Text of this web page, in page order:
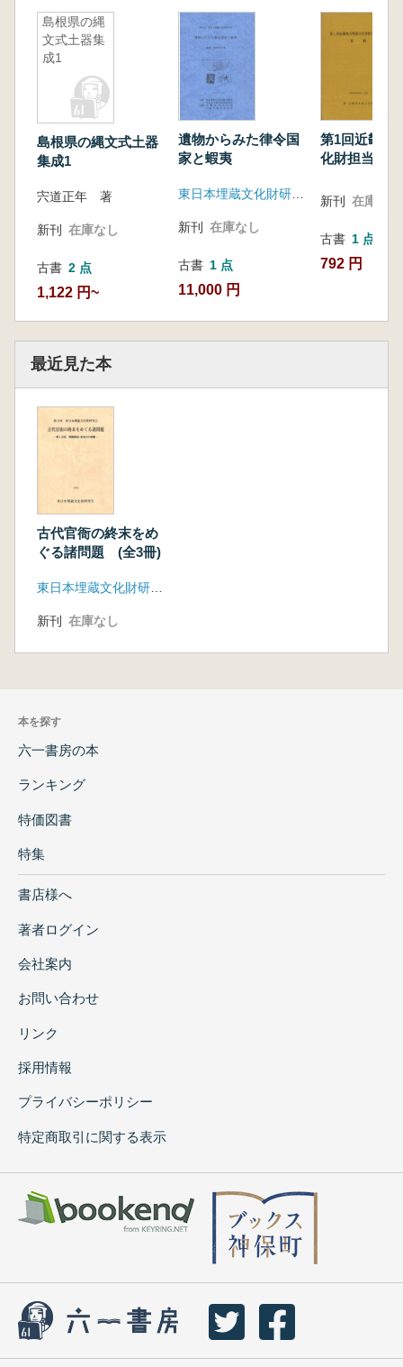
島根県の縄
文式土器集
成1
島根県の縄文式土器
集成1
宍道正年 著
新刊 在庫なし
古書 2 点
1,122 円~
遺物からみた律令国
家と蝦夷
新刊 在庫なし
古書 1 点
11,000 円
第1回近畿地
化財担当者
新刊 在庫なし
古書 1 点
792 円
最近見た本
古代官衙の終末をめ
ぐる諸問題 (全3冊)
新刊 在庫なし
本を探す
六一書房の本
ランキング
特価図書
特集
書店様へ
著者ログイン
会社案内
お問い合わせ
リンク
採用情報
プライバシーポリシー
特定商取引に関する表示